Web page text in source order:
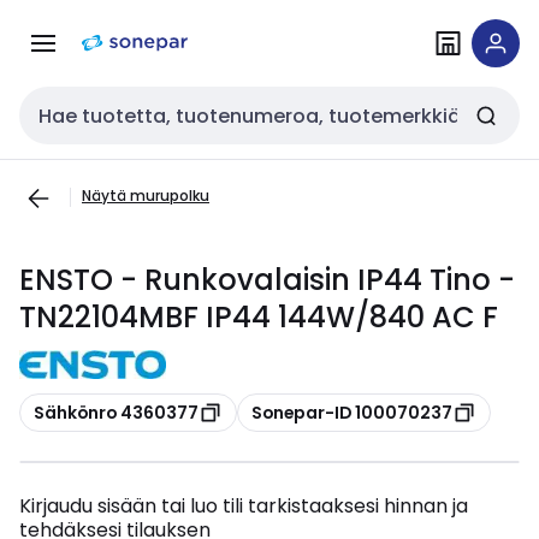
navigointiinsisältöön
Haku
Näytä murupolku
ENSTO - Runkovalaisin IP44 Tino -
TN22104MBF IP44 144W/840 AC F
Kopioi
Sähkönro 4360377 Kopioi
Sonepar-ID 100070237
Kirjaudu sisään tai luo tili tarkistaaksesi hinnan ja
tehdäksesi tilauksen